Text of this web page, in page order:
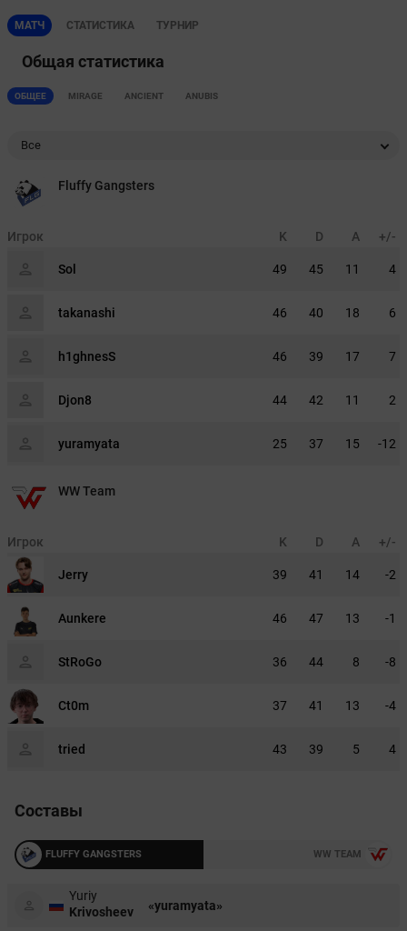
МАТЧ СТАТИСТИКА ТУРНИР
Общая статистика
ОБЩЕЕ MIRAGE ANCIENT ANUBIS
Все
Fluffy Gangsters
Игрок K D A +/-
Sol 49 45 11 4
takanashi 46 40 18 6
h1ghnesS 46 39 17 7
Djon8 44 42 11 2
yuramyata 25 37 15 -12
WW Team
Игрок K D A +/-
Jerry 39 41 14 -2
Aunkere 46 47 13 -1
StRoGo 36 44 8 -8
Ct0m 37 41 13 -4
tried 43 39 5 4
Составы
FLUFFY GANGSTERS WW TEAM
Yuriy
Krivosheev
«yuramyata»